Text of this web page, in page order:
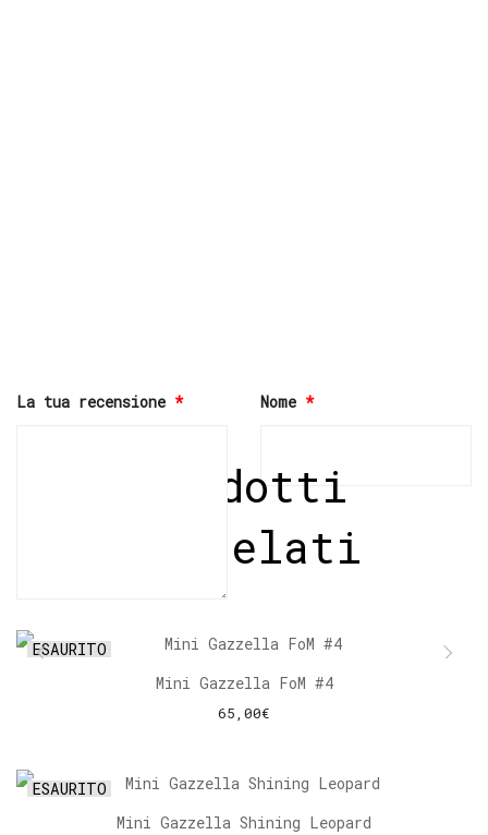
La tua recensione * Nome *
Prodotti
correlati
ESAURITO
Mini Gazzella FoM #4
65,00€
ESAURITO
Mini Gazzella Shining Leopard